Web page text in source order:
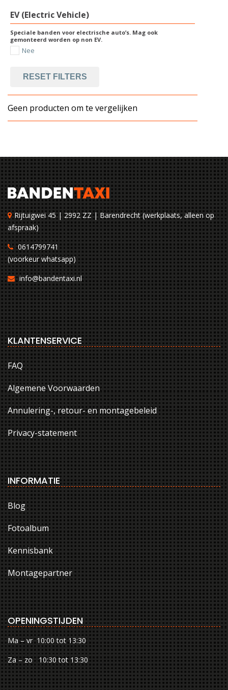
EV (Electric Vehicle)
Speciale banden voor electrische auto’s. Mag ook
gemonteerd worden op non EV.
Nee
RESET FILTERS
Geen producten om te vergelijken
Rijtuigwei 45 | 2992 ZZ | Barendrecht (werkplaats, alleen op
afspraak)
0614799741
(voorkeur whatsapp)
info@bandentaxi.nl
KLANTENSERVICE
FAQ
Algemene Voorwaarden
Annulering-, retour- en montagebeleid
Privacy-statement
INFORMATIE
Blog
Fotoalbum
Kennisbank
Montagepartner
OPENINGSTIJDEN
Ma – vr 10:00 tot 13:30
Za – zo 10:30 tot 13:30